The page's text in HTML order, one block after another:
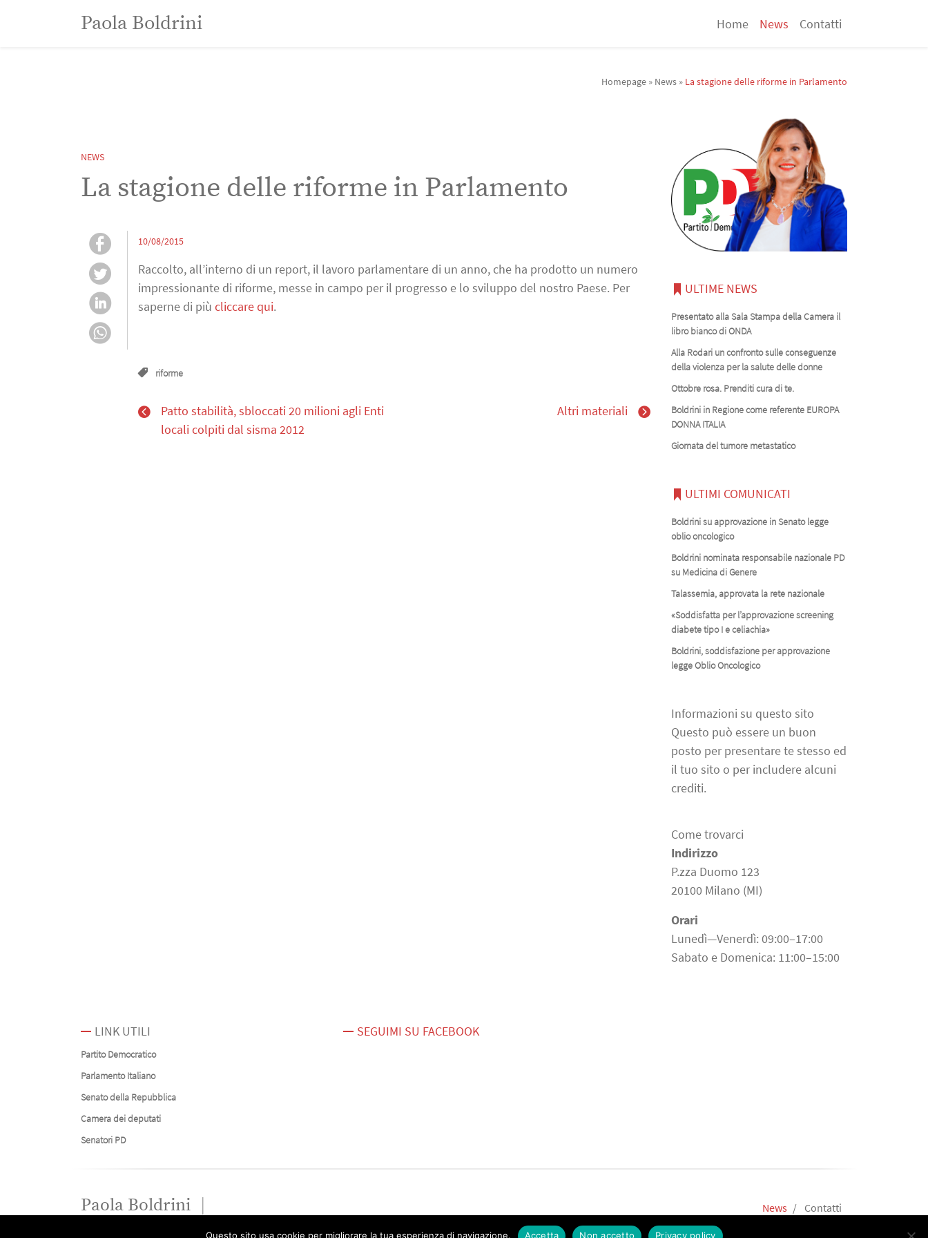
Paola BoldriniPaola Boldrini Home News Contatti
Homepage » News » La stagione delle riforme in Parlamento
NEWS
La stagione delle riforme in Parlamento
10/08/2015
Raccolto, all’interno di un report, il lavoro parlamentare di un anno, che ha prodotto un numero
impressionante di riforme, messe in campo per il progresso e lo sviluppo del nostro Paese. Per
saperne di più cliccare qui.
riforme
Patto stabilità, sbloccati 20 milioni agli Enti
locali colpiti dal sisma 2012
Altri materiali
ULTIME NEWS
Presentato alla Sala Stampa della Camera il
libro bianco di ONDA
Alla Rodari un confronto sulle conseguenze
della violenza per la salute delle donne
Ottobre rosa. Prenditi cura di te.
Boldrini in Regione come referente EUROPA
DONNA ITALIA
Giornata del tumore metastatico
ULTIMI COMUNICATI
Boldrini su approvazione in Senato legge
oblio oncologico
Boldrini nominata responsabile nazionale PD
su Medicina di Genere
Talassemia, approvata la rete nazionale
«Soddisfatta per l’approvazione screening
diabete tipo I e celiachia»
Boldrini, soddisfazione per approvazione
legge Oblio Oncologico
Informazioni su questo sito
Questo può essere un buon
posto per presentare te stesso ed
il tuo sito o per includere alcuni
crediti.
Come trovarci
Indirizzo
P.zza Duomo 123
20100 Milano (MI)
Orari
Lunedì—Venerdì: 09:00–17:00
Sabato e Domenica: 11:00–15:00
LINK UTILI
Partito Democratico
Parlamento Italiano
Senato della Repubblica
Camera dei deputati
Senatori PD
SEGUIMI SU FACEBOOK
Paola Boldrini News Contatti
Questo sito usa cookie per migliorare la tua esperienza di navigazione. Accetta Non accetto Privacy policy